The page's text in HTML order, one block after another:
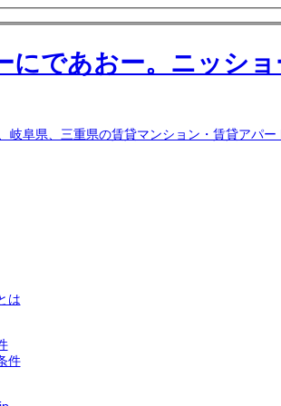
岐阜県、三重県の賃貸マンション・賃貸アパー
は
件